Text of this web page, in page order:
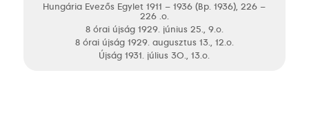
Hungária Evezős Egylet 1911 – 1936 (Bp. 1936), 226 –
226 .o.
8 órai újság 1929. június 25., 9.o.
8 órai újság 1929. augusztus 13., 12.o.
Újság 1931. július 30., 13.o.